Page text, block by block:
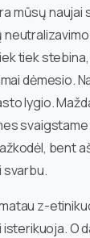
mūsų
tiek
dėmesio.
lygio.
bent
svarbu.
z-
O